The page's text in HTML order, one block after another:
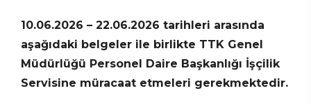
10.06.2026 – 22.06.2026 tarihleri arasında
aşağıdaki belgeler ile birlikte TTK Genel
Müdürlüğü Personel Daire Başkanlığı İşçilik
Servisine müracaat etmeleri gerekmektedir.